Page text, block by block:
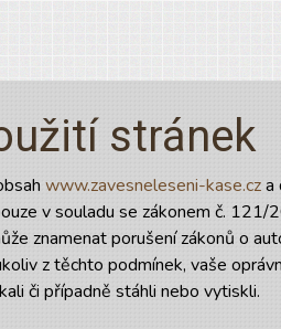
stránek
www.zavesneleseni-kase.cza
v souladu se zákonem č. 121/
znamenat porušení zákonů o
z těchto podmínek, vaše
či případně stáhli nebo vytiskli.